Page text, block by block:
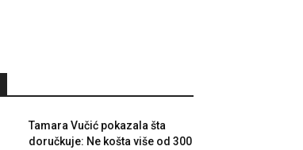
Tamara Vučić pokazala šta
doručkuje: Ne košta više od 300